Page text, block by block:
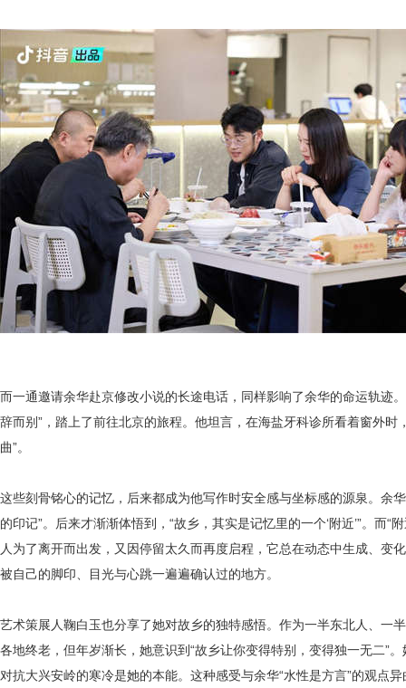
而一通邀请余华赴京修改小说的长途电话，同样影响了余华的命运轨迹
辞而别”，踏上了前往北京的旅程。他坦言，在海盐牙科诊所看着窗外时
曲”。
这些刻骨铭心的记忆，后来都成为他写作时安全感与坐标感的源泉。余
的印记”。后来才渐渐体悟到，“故乡，其实是记忆里的一个‘附近’”。而
人为了离开而出发，又因停留太久而再度启程，它总在动态中生成、变
被自己的脚印、目光与心跳一遍遍确认过的地方。
艺术策展人鞠白玉也分享了她对故乡的独特感悟。作为一半东北人、一
各地终老，但年岁渐长，她意识到“故乡让你变得特别，变得独一无二”
对抗大兴安岭的寒冷是她的本能。这种感受与余华“水性是方言”的观点